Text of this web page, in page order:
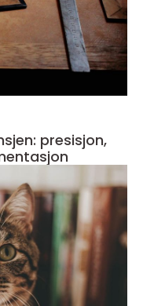
presisjon,